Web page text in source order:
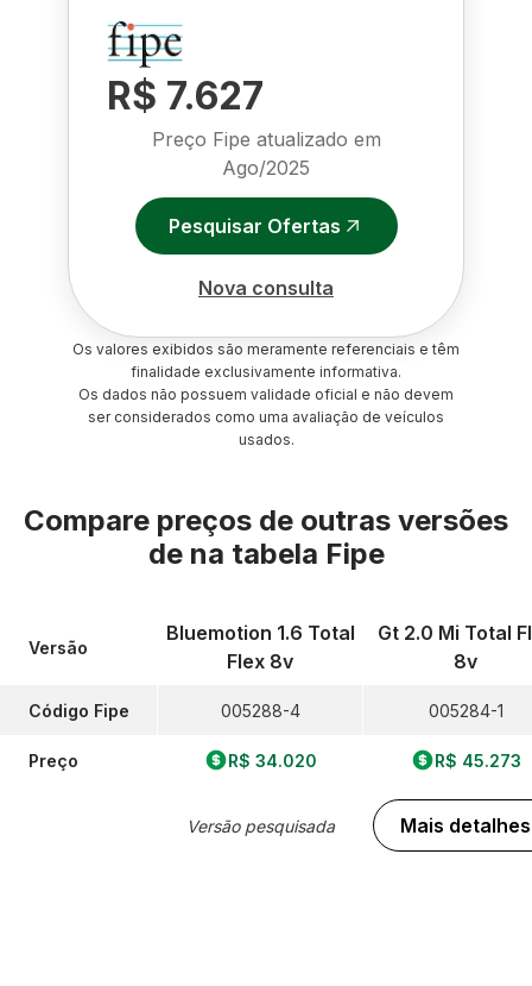
R$ 7.627
Preço Fipe atualizado em
Ago/2025
Pesquisar Ofertas
Nova consulta
Os valores exibidos são meramente referenciais e têm
finalidade exclusivamente informativa.
Os dados não possuem validade oficial e não devem
ser considerados como uma avaliação de veículos
usados.
Compare preços de outras versões
de na tabela Fipe
Versão
Código Fipe
Preço
Bluemotion 1.6 Total
Flex 8v
005288-4
R$ 34.020
Versão pesquisada
Gt 2.0 Mi Total
8v
005284-1
R$ 45.273
Mais detalhes